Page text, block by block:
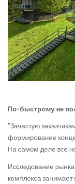
По-быстрому не
“Зачастую
формирование
На самом деле все
Исследование
комплекса